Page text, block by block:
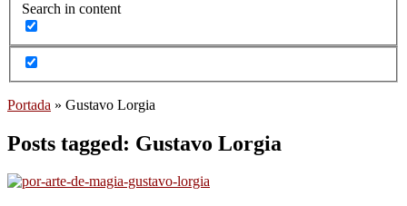
Search in content
Portada » Gustavo Lorgia
Posts tagged: Gustavo Lorgia